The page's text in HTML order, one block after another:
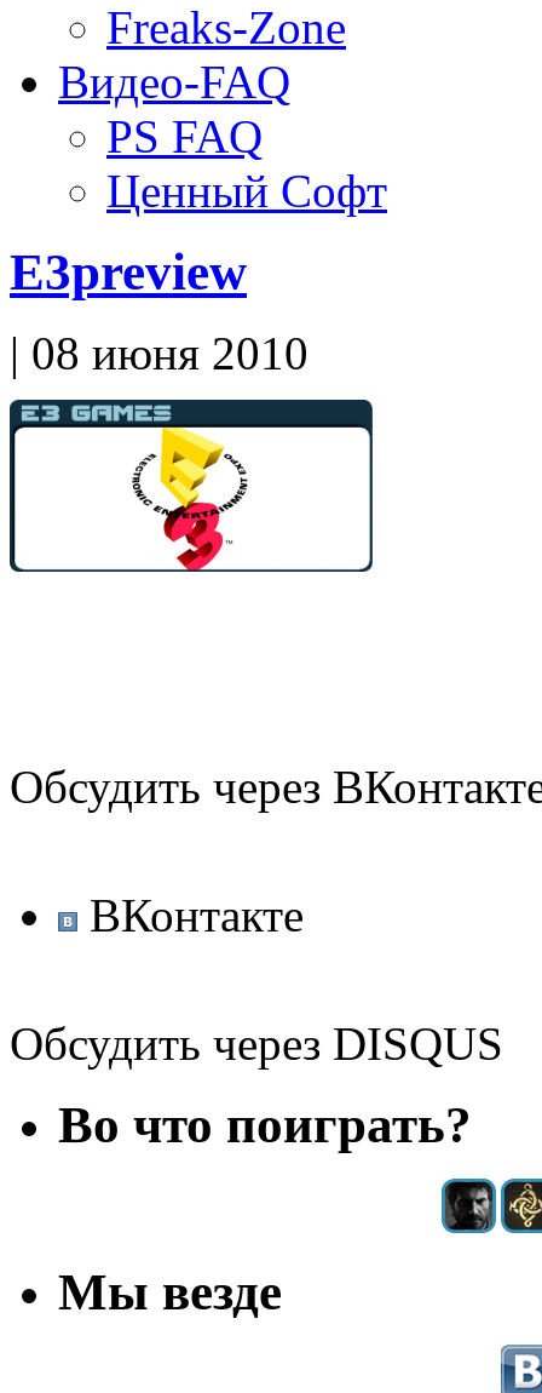
Freaks-Zone
Видео-FAQ
PS FAQ
Ценный Софт
E3preview
| 08 июня 2010
Обсудить через
ВКонтакте
Обсудить через DISQUS
Во что поиграть?
Мы везде